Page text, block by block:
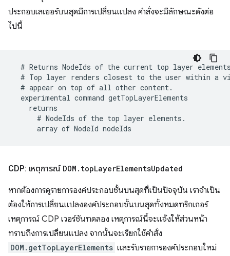
ประกอบเลเยอร์บนสุดมีการเปลี่ยนแปลง คำสั่งจะมีลักษณะดังต่อ
ไปนี้
CDP: เหตุการณ์ DOM . topLayerElementsUpdated
หากต้องการดูรายการองค์ประกอบชั้นบนสุดที่เป็นปัจจุบัน เราจําเป็น
ต้องให้การเปลี่ยนแปลงองค์ประกอบชั้นบนสุดทั้งหมดทริกเกอร์
เหตุการณ์ CDP เวอร์ชันทดลอง เหตุการณ์นี้จะแจ้งให้ส่วนหน้า
ทราบถึงการเปลี่ยนแปลง จากนั้นจะเรียกใช้คําสั่ง
DOM.getTopLayerElements และรับรายการองค์ประกอบใหม่